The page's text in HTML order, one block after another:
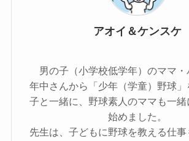
アオイ＆ケンスケ
男の子（小学校低学年）のママ・
年中さんから「少年（学童）野球
子と一緒に、野球素人のママも一
始めました。
先生は、子どもに野球を教える仕